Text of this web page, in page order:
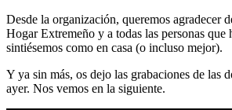
Desde la organización, queremos agradecer
Hogar Extremeño y a todas las personas que
sintiésemos como en casa (o incluso mejor).
Y ya sin más, os dejo las grabaciones de las
ayer. Nos vemos en la siguiente.